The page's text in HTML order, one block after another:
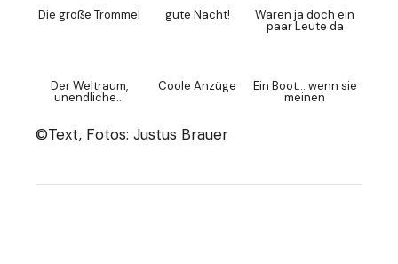
Die große Trommel gute Nacht! Waren ja doch ein
paar Leute da
Der Weltraum,
unendliche…
Coole Anzüge Ein Boot… wenn sie
meinen
©Text, Fotos: Justus Brauer